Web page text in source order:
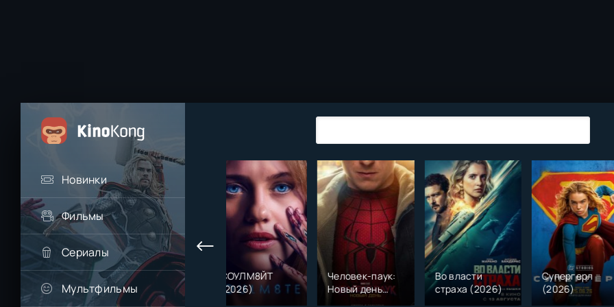
Новинки
Фильмы
Сериалы
Мультфильмы
богатырь.
Колобок (2026)
СОУЛМ8ЙТ
(2026)
Человек-паук:
Новый день
Во власти
страха (2026)
Супергерл
(2026)
День